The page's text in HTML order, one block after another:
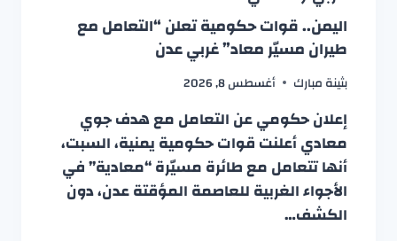
اليمن.. قوات حكومية تعلن “التعامل مع
طيران مسيّر معاد” غربي عدن
بثينة مبارك أغسطس 8, 2026
إعلان حكومي عن التعامل مع هدف جوي
معادي أعلنت قوات حكومية يمنية، السبت،
أنها تتعامل مع طائرة مسيّرة “معادية” في
الأجواء الغربية للعاصمة المؤقتة عدن، دون
الكشف…